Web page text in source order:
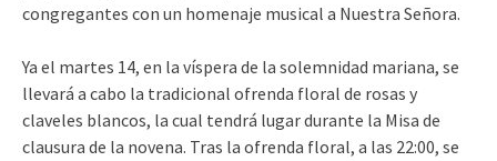
congregantes con un homenaje musical a Nuestra Señora.
Ya el martes 14, en la víspera de la solemnidad mariana, se
llevará a cabo la tradicional ofrenda floral de rosas y
claveles blancos, la cual tendrá lugar durante la Misa de
clausura de la novena. Tras la ofrenda floral, a las 22:00, se